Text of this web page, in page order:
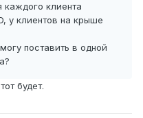
каждого клиента
у клиентов на крыше
поставить в одной
будет.